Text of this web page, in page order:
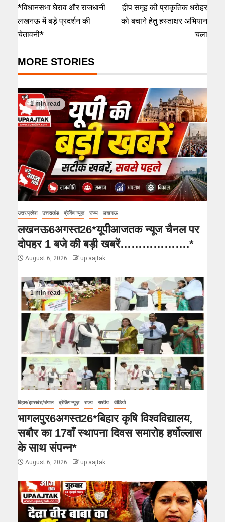
*विधानसभा घेराव और राजधानी
लखनऊ में बड़े प्रदर्शन की
चेतावनी*
द्वीप समूह की प्राकृतिक धरोहर
को बचाने हेतु हस्ताक्षर अभियान
चला
MORE STORIES
1 min read
उत्तर प्रदेश उत्तराखंड ब्रेकिंग न्यूज़ राज्य लखनऊ
लखनऊ6अगस्त26*यूपीआजतक न्यूज चैनल पर
दोपहर 1 बजे की बड़ी खबरें……………….*
August 6, 2026 up aajtak
1 min read
बिहार/झारखंड/बंगाल ब्रेकिंग न्यूज़ राज्य राष्टीय वीडियो
भागलपुर6अगस्त26*बिहार कृषि विश्वविद्यालय,
सबौर का 17वाँ स्थापना दिवस समारोह हर्षोल्लास
के साथ संपन्न*
August 6, 2026 up aajtak